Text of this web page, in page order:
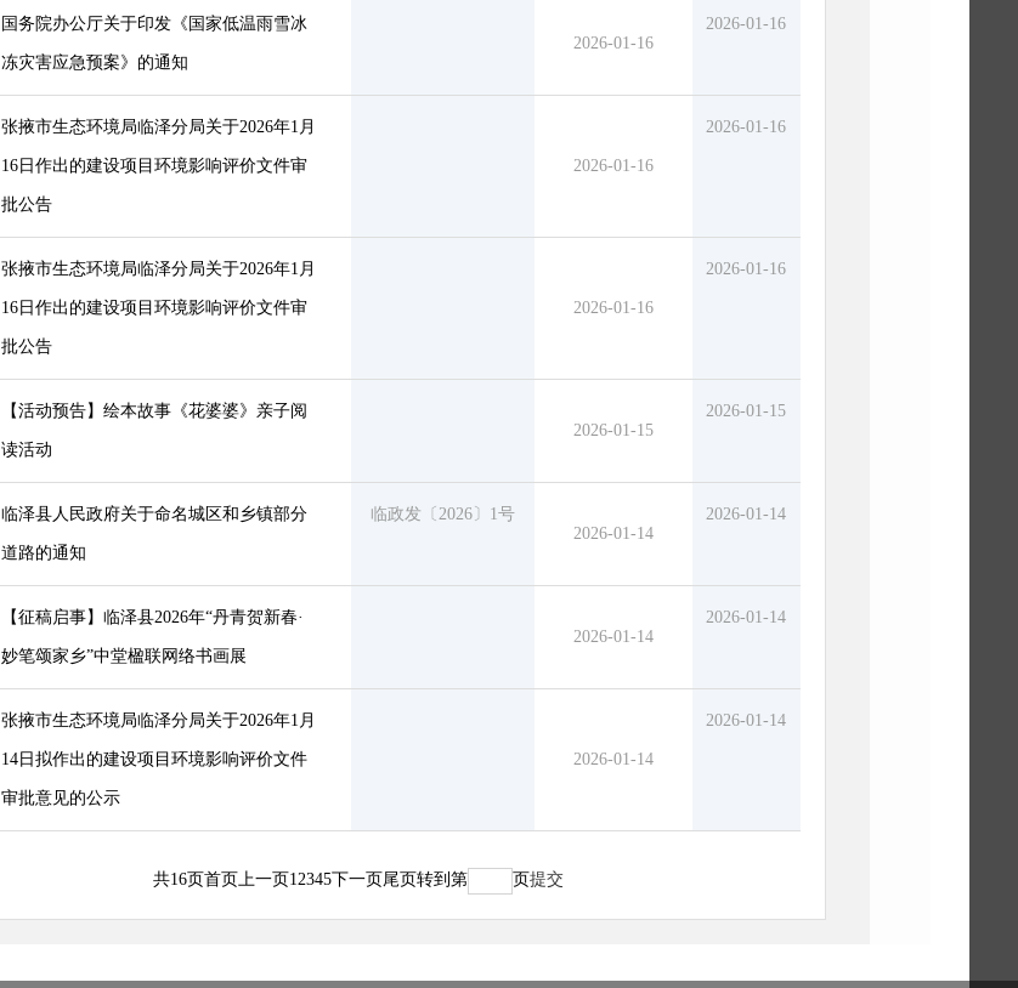
国务院办公厅关于印发《国家低温雨雪冰
冻灾害应急预案》的通知
2026-01-16
2026-01-16
张掖市生态环境局临泽分局关于2026年1月
16日作出的建设项目环境影响评价文件审
批公告
2026-01-16
2026-01-16
张掖市生态环境局临泽分局关于2026年1月
16日作出的建设项目环境影响评价文件审
批公告
2026-01-16
2026-01-16
【活动预告】绘本故事《花婆婆》亲子阅
读活动
2026-01-15
2026-01-15
临泽县人民政府关于命名城区和乡镇部分
道路的通知
临政发〔2026〕1号
2026-01-14
2026-01-14
【征稿启事】临泽县2026年“丹青贺新春·
妙笔颂家乡”中堂楹联网络书画展
2026-01-14
2026-01-14
张掖市生态环境局临泽分局关于2026年1月
14日拟作出的建设项目环境影响评价文件
审批意见的公示
2026-01-14
2026-01-14
共16页首页上一页12345下一页尾页转到第 页提交